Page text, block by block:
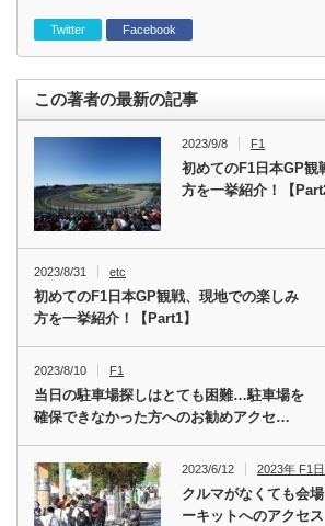
Twitter Facebook
この著者の最新の記事
2023/9/8 F1
初めてのF1日本GP観
方を一挙紹介！【
2023/8/31 etc
初めてのF1日本GP観戦、現地での楽しみ
方を一挙紹介！【Part1】
2023/8/10 F1
当日の駐車場探しはとても困難…駐車場を
確保できなかった方へのお勧めアクセ…
2023/6/12 2023年 F1
クルマがなくても会
ーキットへのアクセ